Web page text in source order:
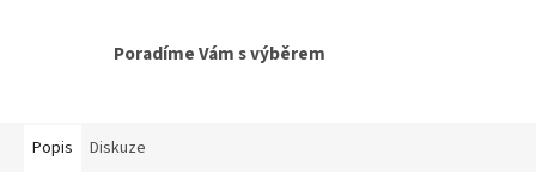
Poradíme Vám s výběrem
Popis Diskuze